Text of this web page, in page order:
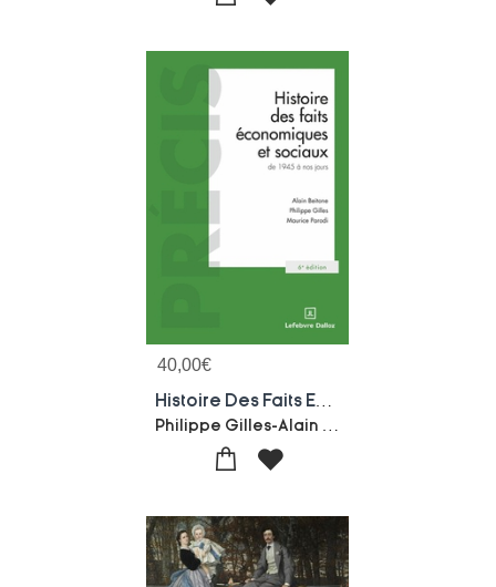
40,00€